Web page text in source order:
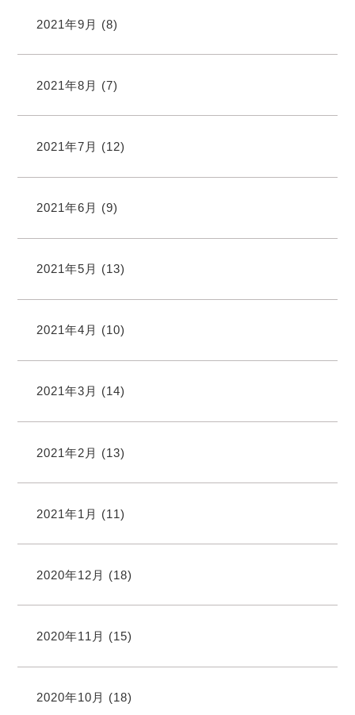
2021年9月 (8)
2021年8月 (7)
2021年7月 (12)
2021年6月 (9)
2021年5月 (13)
2021年4月 (10)
2021年3月 (14)
2021年2月 (13)
2021年1月 (11)
2020年12月 (18)
2020年11月 (15)
2020年10月 (18)